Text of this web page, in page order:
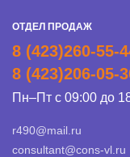
ОТДЕЛ ПРОДАЖ
8 (423)260-55-
8 (423)206-05-
Пн–Пт с 09:00 до
r490@mail.ru
consultant@cons-vl.ru